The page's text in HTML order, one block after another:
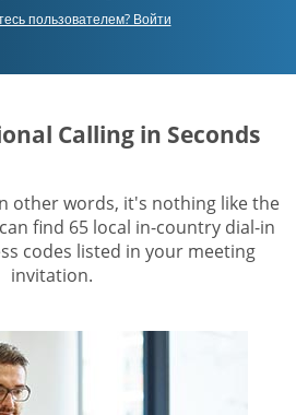
пользователем? Войти
Calling in Seconds
other words, it's nothing like the
find 65 local in-country dial-in
codes listed in your meeting
invitation.